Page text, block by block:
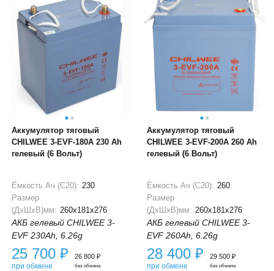
Аккумулятор тяговый
CHILWEE 3-EVF-180A 230 Ah
гелевый (6 Вольт)
Ёмкость Ач (С20): 230
Размер
(ДхШхВ)мм: 260x181x276
АКБ гелевый CHILWEE 3-
EVF 230Ah, 6.26g
25 700 ₽
при обмене
26 800 ₽
без обмена
Аккумулятор тяговый
CHILWEE 3-EVF-200A 260 Ah
гелевый (6 Вольт)
Ёмкость Ач (С20): 260
Размер
(ДхШхВ)мм: 260x181x276
АКБ гелевый CHILWEE 3-
EVF 260Ah, 6.26g
28 400 ₽
при обмене
29 500 ₽
без обмена